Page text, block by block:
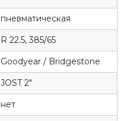
пневматическая
R 22.5, 385/65
Goodyear / Bridgestone
JOST 2"
нет